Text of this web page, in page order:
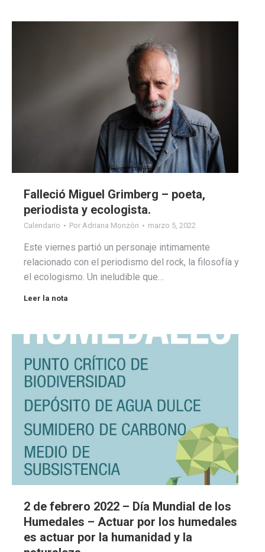
Falleció Miguel Grimberg – poeta,
periodista y ecologista.
Calendario Por Adriana Monzón marzo 5, 2022
Este viernes partió un personaje intimamente
relacionado con el periodismo del rock, la filosofía y
el ecologismo. Un ineludible que…
Leer la nota
2 de febrero 2022 – Día Mundial de los
Humedales – Actuar por los humedales
es actuar por la humanidad y la